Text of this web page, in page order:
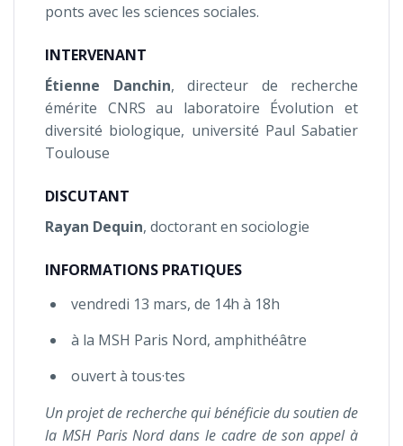
ponts avec les sciences sociales.
INTERVENANT
Étienne Danchin, directeur de recherche
émérite CNRS au laboratoire Évolution et
diversité biologique, université Paul Sabatier
Toulouse
DISCUTANT
Rayan Dequin, doctorant en sociologie
INFORMATIONS PRATIQUES
vendredi 13 mars, de 14h à 18h
à la MSH Paris Nord, amphithéâtre
ouvert à tous·tes
Un projet de recherche qui bénéficie du soutien de
la MSH Paris Nord dans le cadre de son appel à